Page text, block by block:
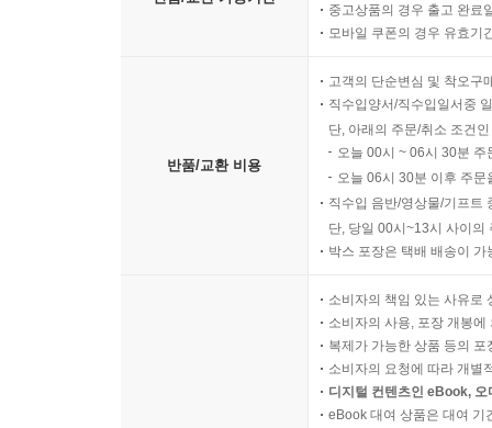
중고상품의 경우 출고 완료
모바일 쿠폰의 경우 유효기
반품/교환 비용
고객의 단순변심 및 착오구
직수입양서/직수입일서중
단, 아래의 주문/취소 조건
오늘 00시 ~ 06시 30분
오늘 06시 30분 이후 주
직수입 음반/영상물/기프트
단, 당일 00시~13시 사이의
박스 포장은 택배 배송이
소비자의 책임 있는 사유로
소비자의 사용, 포장 개봉
복제가 가능한 상품 등의
소비자의 요청에 따라 개별
디지털 컨텐츠인 eBook,
eBook 대여 상품은 대여 기